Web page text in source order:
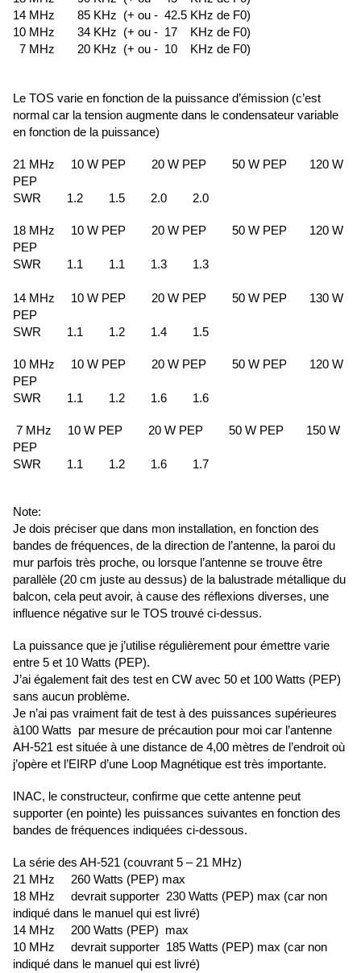
14 MHz 85 KHz (+ ou - 42.5 KHz de F0)
10 MHz 34 KHz (+ ou - 17 KHz de F0)
7 MHz 20 KHz (+ ou - 10 KHz de F0)
Le TOS varie en fonction de la puissance d’émission (c’est
normal car la tension augmente dans le condensateur variable
en fonction de la puissance)
21 MHz 10 W PEP 20 W PEP 50 W PEP 120 W
PEP
SWR 1.2 1.5 2.0 2.0
18 MHz 10 W PEP 20 W PEP 50 W PEP 120 W
PEP
SWR 1.1 1.1 1.3 1.3
14 MHz 10 W PEP 20 W PEP 50 W PEP 130 W
PEP
SWR 1.1 1.2 1.4 1.5
10 MHz 10 W PEP 20 W PEP 50 W PEP 120 W
PEP
SWR 1.1 1.2 1.6 1.6
7 MHz 10 W PEP 20 W PEP 50 W PEP 150 W
PEP
SWR 1.1 1.2 1.6 1.7
Note:
Je dois préciser que dans mon installation, en fonction des
bandes de fréquences, de la direction de l’antenne, la paroi du
mur parfois très proche, ou lorsque l’antenne se trouve être
parallèle (20 cm juste au dessus) de la balustrade métallique du
balcon, cela peut avoir, à cause des réflexions diverses, une
influence négative sur le TOS trouvé ci-dessus.
La puissance que je j’utilise régulièrement pour émettre varie
entre 5 et 10 Watts (PEP).
J’ai également fait des test en CW avec 50 et 100 Watts (PEP)
sans aucun problème.
Je n’ai pas vraiment fait de test à des puissances supérieures
à100 Watts par mesure de précaution pour moi car l’antenne
AH-521 est située à une distance de 4,00 mètres de l’endroit où
j’opère et l’EIRP d’une Loop Magnétique est très importante.
INAC, le constructeur, confirme que cette antenne peut
supporter (en pointe) les puissances suivantes en fonction des
bandes de fréquences indiquées ci-dessous.
La série des AH-521 (couvrant 5 – 21 MHz)
21 MHz 260 Watts (PEP) max
18 MHz devrait supporter 230 Watts (PEP) max (car non
indiqué dans le manuel qui est livré)
14 MHz 200 Watts (PEP) max
10 MHz devrait supporter 185 Watts (PEP) max (car non
indiqué dans le manuel qui est livré)